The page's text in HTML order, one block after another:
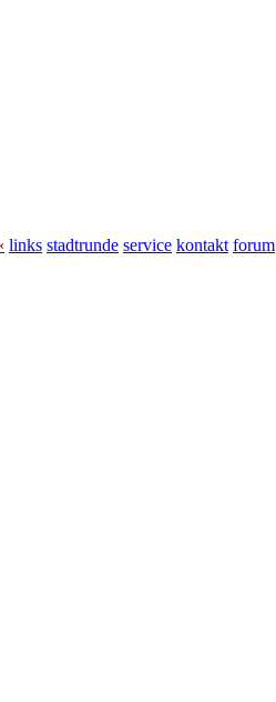
links stadtrunde service kontakt forum